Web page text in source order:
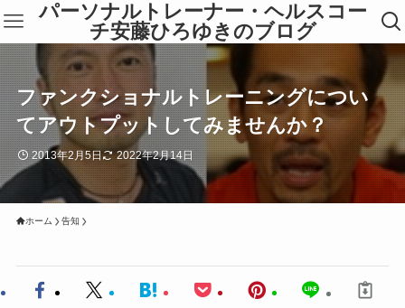
パーソナルトレーナー・ヘルスコー
チ安藤ひろゆきのブログ
ファンクショナルトレーニングについ
てアウトプットしてみませんか？
2013年2月5日 2022年2月14日
ホーム 告知